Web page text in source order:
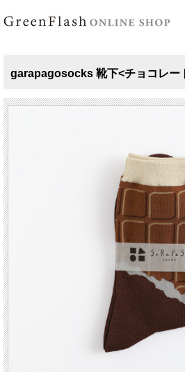
garapagosocks 靴下<チョコレー